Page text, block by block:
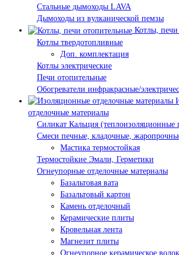
Стальные дымоходы LAVA
Дымоходы из вулканической пемзы
Котлы, печи
Котлы твердотопливные
Доп. комплектация
Котлы электрические
Печи отопительные
Обогреватели инфракрасные/
отделочные материалы
Силикат Кальция (теплоизоляционные
Смеси печные, кладочные,
Мастика термостойкая
Термостойкие Эмали, Герметики
Огнеупорные отделочные материалы
Базальтовая вата
Базальтовый картон
Камень отделочный
Керамические плиты
Кровельная лента
Магнезит плиты
Огнеупорное керамическое